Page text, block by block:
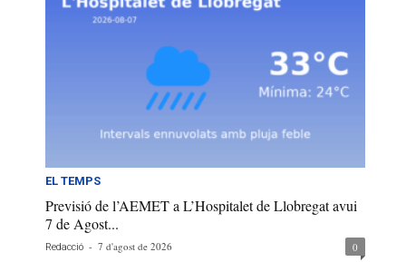
EL TEMPS
Previsió de l’AEMET a L’Hospitalet de Llobregat avui
7 de Agost...
Redacció - 7 d'agost de 2026 0